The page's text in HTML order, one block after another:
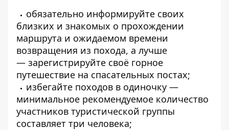
обязательно информируйте своих
близких и знакомых о прохождении
маршрута и ожидаемом времени
возвращения из похода, а лучше
— зарегистрируйте своё горное
путешествие на спасательных постах;
избегайте походов в одиночку —
минимальное рекомендуемое количество
участников туристической группы
составляет три человека;